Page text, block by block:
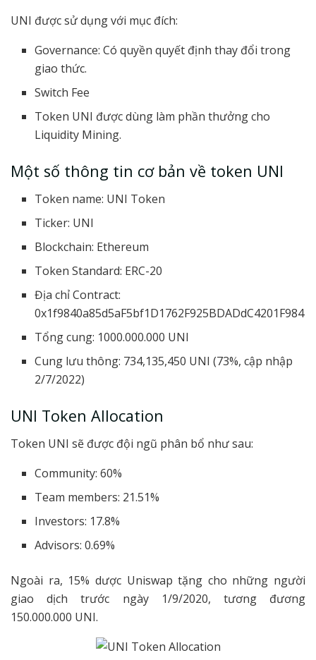
UNI được sử dụng với mục đích:
Governance: Có quyền quyết định thay đổi trong
giao thức.
Switch Fee
Token UNI được dùng làm phần thưởng cho
Liquidity Mining.
Một số thông tin cơ bản về token UNI
Token name: UNI Token
Ticker: UNI
Blockchain: Ethereum
Token Standard: ERC-20
Địa chỉ Contract:
0x1f9840a85d5aF5bf1D1762F925BDADdC4201F984
Tổng cung: 1000.000.000 UNI
Cung lưu thông: 734,135,450 UNI (73%, cập nhập
2/7/2022)
UNI Token Allocation
Token UNI sẽ được đội ngũ phân bổ như sau:
Community: 60%
Team members: 21.51%
Investors: 17.8%
Advisors: 0.69%
Ngoài ra, 15% dược Uniswap tặng cho những người
giao dịch trước ngày 1/9/2020, tương đương
150.000.000 UNI.